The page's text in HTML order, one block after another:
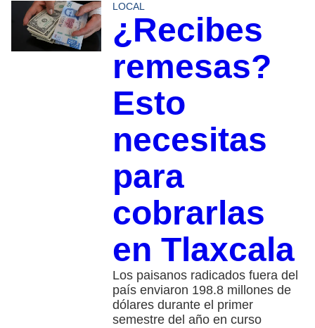
LOCAL
¿Recibes
remesas?
Esto
necesitas
para
cobrarlas
en Tlaxcala
Los paisanos radicados fuera del
país enviaron 198.8 millones de
dólares durante el primer
semestre del año en curso